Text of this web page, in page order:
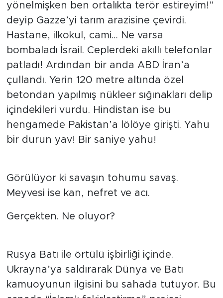
yönelmişken ben ortalıkta terör estireyim!”
deyip Gazze’yi tarım arazisine çevirdi.
Hastane, ilkokul, cami… Ne varsa
bombaladı İsrail. Ceplerdeki akıllı telefonlar
patladı! Ardından bir anda ABD İran’a
çullandı. Yerin 120 metre altında özel
betondan yapılmış nükleer sığınakları delip
içindekileri vurdu. Hindistan ise bu
hengamede Pakistan’a lölöye girişti. Yahu
bir durun yav! Bir saniye yahu!
Görülüyor ki savaşın tohumu savaş.
Meyvesi ise kan, nefret ve acı.
Gerçekten. Ne oluyor?
Rusya Batı ile örtülü işbirliği içinde.
Ukrayna’ya saldırarak Dünya ve Batı
kamuoyunun ilgisini bu sahada tutuyor. Bu